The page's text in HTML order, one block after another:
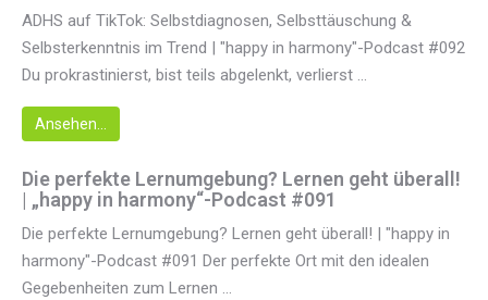
ADHS auf TikTok: Selbstdiagnosen, Selbsttäuschung &
Selbsterkenntnis im Trend | "happy in harmony"-Podcast #092
Du prokrastinierst, bist teils abgelenkt, verlierst ...
Ansehen...
Die perfekte Lernumgebung? Lernen geht überall!
| „happy in harmony“-Podcast #091
Die perfekte Lernumgebung? Lernen geht überall! | "happy in
harmony"-Podcast #091 Der perfekte Ort mit den idealen
Gegebenheiten zum Lernen ...